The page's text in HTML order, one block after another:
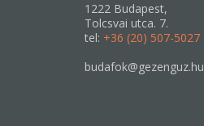
1222 Budapest,
Tolcsvai utca. 7.
tel: +36 (20) 507-5027
budafok@gezenguz.hu